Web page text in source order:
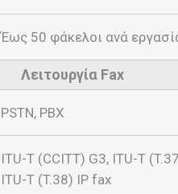
Έως 50 φάκελοι ανά
Λειτουργία Fax
PSTN, PBX
ITU-T (CCITT) G3, ITU-T
ITU-T (T.38) IP fax